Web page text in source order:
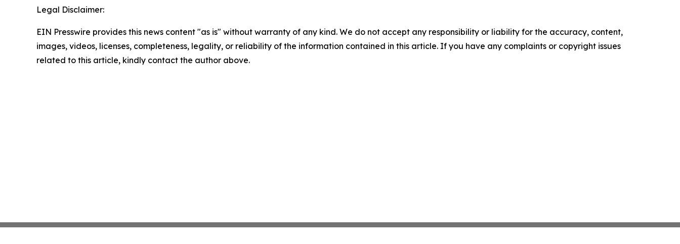
Legal Disclaimer:
EIN Presswire provides this news content "as is" without warranty of any kind. We do not accept any responsibility or liability for the accuracy, content,
images, videos, licenses, completeness, legality, or reliability of the information contained in this article. If you have any complaints or copyright issues
related to this article, kindly contact the author above.